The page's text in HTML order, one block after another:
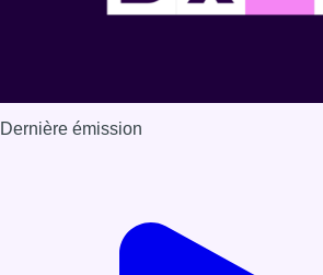
Dernière émission